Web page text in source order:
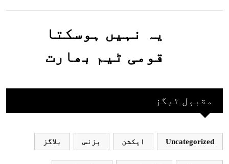
جاسکتا ہے؟جانیے
یہ نہیں ہوسکتا
قومی ٹیم بھارت
بھارتی ٹیم پاکستانمقبول ٹیگز
Uncategorized ایکشن بزنس بلاگز